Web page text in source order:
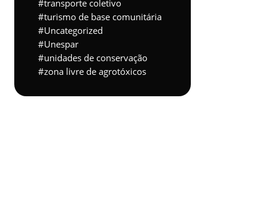
transporte coletivo
turismo de base comunitária
Uncategorized
Unespar
unidades de conservação
zona livre de agrotóxicos